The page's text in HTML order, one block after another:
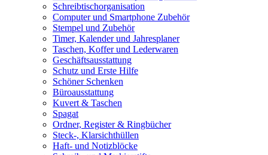
Schreibtischorganisation
Computer und Smartphone Zubehör
Stempel und Zubehör
Timer, Kalender und Jahresplaner
Taschen, Koffer und Lederwaren
Geschäftsausstattung
Schutz und Erste Hilfe
Schöner Schenken
Büroausstattung
Kuvert & Taschen
Spagat
Ordner, Register & Ringbücher
Steck-, Klarsichthüllen
Haft- und Notizblöcke